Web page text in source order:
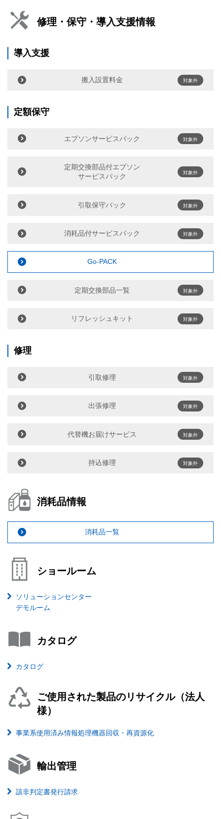
修理・保守・導入支援情報
導入支援
搬入設置料金 対象外
定額保守
エプソンサービスパック 対象外
定期交換部品付エプソン
サービスパック
対象外
引取保守パック 対象外
消耗品付サービスパック 対象外
Go-PACK
定期交換部品一覧 対象外
リフレッシュキット 対象外
修理
引取修理 対象外
出張修理 対象外
代替機お届けサービス 対象外
持込修理 対象外
消耗品情報
消耗品一覧
ショールーム
ソリューションセンター
デモルーム
カタログ
カタログ
ご使用された製品のリサイクル（法人
様）
事業系使用済み情報処理機器回収・再資源化
輸出管理
該非判定書発行請求